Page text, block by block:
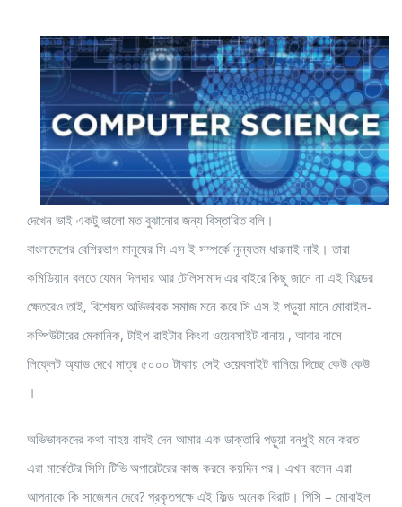
দেখেন ভাই একটু ভালো মত বুঝানোর জন্য বিস্তারিত বলি।
বাংলাদেশের বেশিরভাগ মানুষের সি এস ই সম্পর্কে নূন্যতম ধারনাই নাই। তারা
কমিডিয়ান বলতে যেমন দিলদার আর টেলিসামাদ এর বাইরে কিছু জানে না এই ফিল্ডের
ক্ষেতরেও তাই, বিশেষত অভিভাবক সমাজ মনে করে সি এস ই পড়ুয়া মানে মোবাইল-
কম্পিউটারের মেকানিক, টাইপ-রাইটার কিংবা ওয়েবসাইট বানায় , আবার বাসে
লিফ্লেট অ্যাড দেখে মাত্র ৫০০০ টাকায় সেই ওয়েবসাইট বানিয়ে দিচ্ছে কেউ কেউ
।
অভিভাবকদের কথা নাহয় বাদই দেন আমার এক ডাক্তারি পড়ুয়া বন্ধুই মনে করত
এরা মার্কেটের সিসি টিভি অপারেটরের কাজ করবে কয়দিন পর। এখন বলেন এরা
আপনাকে কি সাজেশন দেবে? প্রকৃতপক্ষে এই ফিল্ড অনেক বিরাট। পিসি – মোবাইল